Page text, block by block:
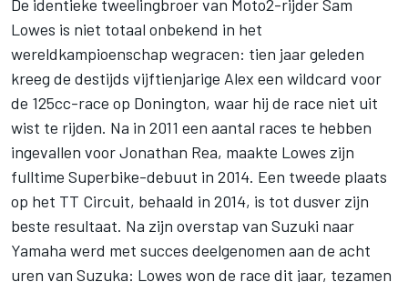
De identieke tweelingbroer van Moto2-rijder Sam
Lowes is niet totaal onbekend in het
wereldkampioenschap wegracen: tien jaar geleden
kreeg de destijds vijftienjarige Alex een wildcard voor
de 125cc-race op Donington, waar hij de race niet uit
wist te rijden. Na in 2011 een aantal races te hebben
ingevallen voor Jonathan Rea, maakte Lowes zijn
fulltime Superbike-debuut in 2014. Een tweede plaats
op het TT Circuit, behaald in 2014, is tot dusver zijn
beste resultaat. Na zijn overstap van Suzuki naar
Yamaha werd met succes deelgenomen aan de acht
uren van Suzuka: Lowes won de race dit jaar, tezamen